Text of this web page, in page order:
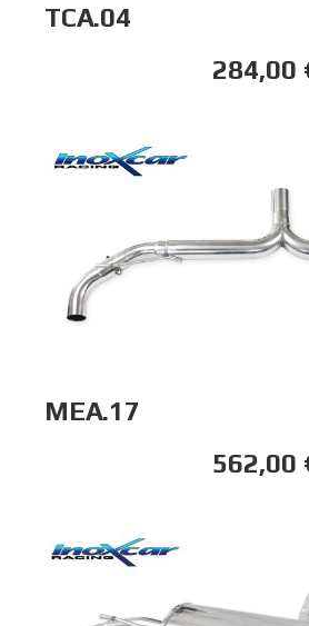
TCA.04
284,00
MEA.17
562,00